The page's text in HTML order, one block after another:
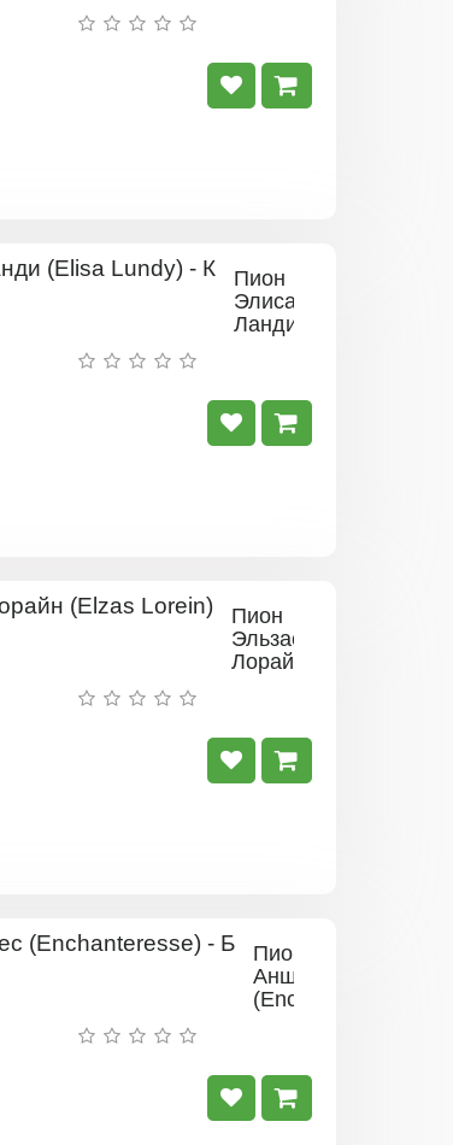
Bills)
-
Пион
Элиса
Ланди
Пион
Эльзас
Лорайн
Пион
Аншантрес
(Enchanteresse)